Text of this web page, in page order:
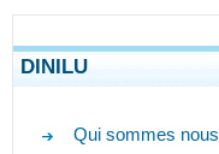
DINILU
Qui sommes nous